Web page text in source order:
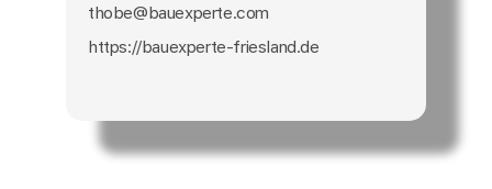
thobe@bauexperte.com
https://bauexperte-friesland.de